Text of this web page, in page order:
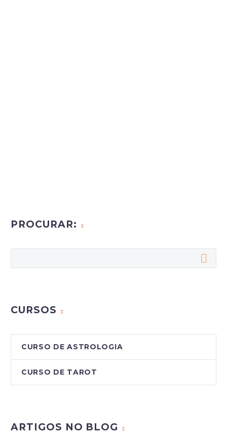
PROCURAR:
CURSOS
CURSO DE ASTROLOGIA
CURSO DE TAROT
ARTIGOS NO BLOG